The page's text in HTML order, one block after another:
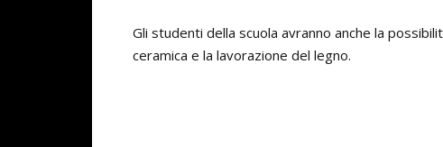
Gli studenti della scuola avranno anche la
ceramica e la lavorazione del legno.